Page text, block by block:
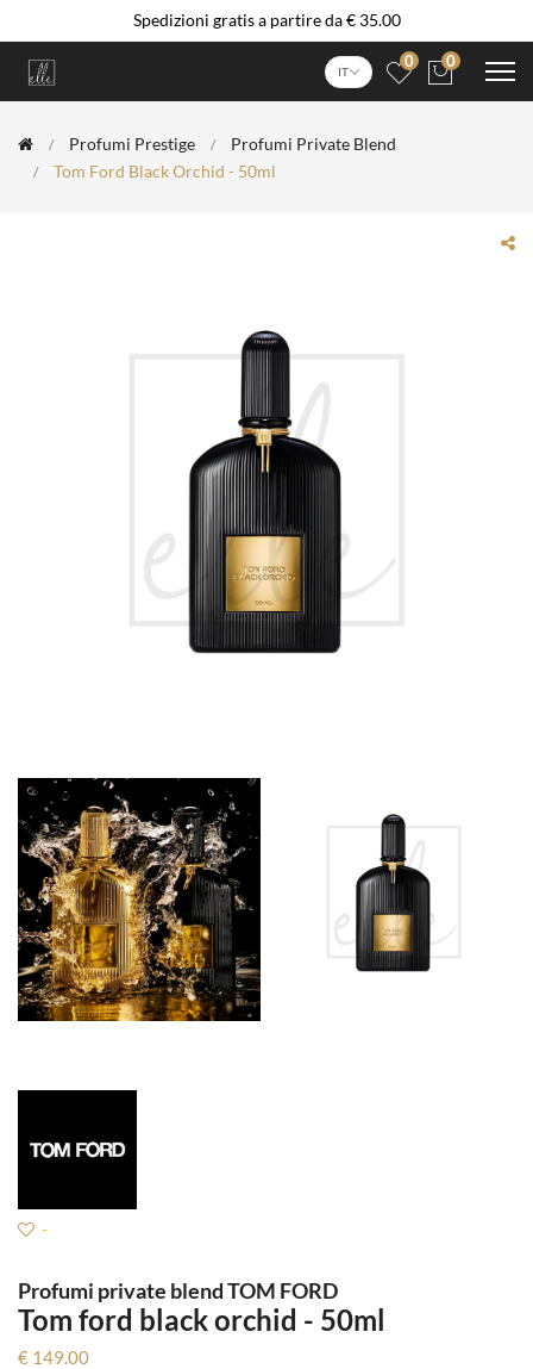
Spedizioni gratis a partire da € 35.00
IT
0 0
Profumi Prestige
Profumi Private Blend
Tom Ford Black Orchid - 50ml
-
Profumi private blend TOM FORD
Tom ford black orchid - 50ml
€ 149.00